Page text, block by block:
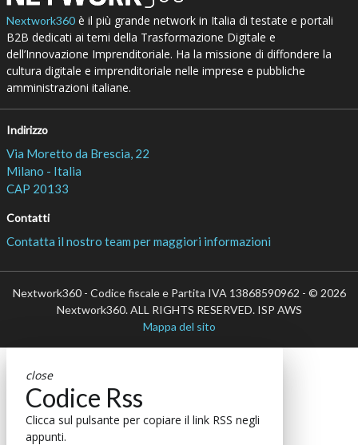
Nextwork360è il più grande network in Italia di testate e portali
B2B dedicati ai temi della Trasformazione Digitale e
dell’Innovazione Imprenditoriale. Ha la missione di diffondere la
cultura digitale e imprenditoriale nelle imprese e pubbliche
amministrazioni italiane.
Indirizzo
Via Moretto da Brescia, 22
Milano - Italia
CAP 20133
Contatti
Contatta il nostro team per maggiori informazioni
Nextwork360 - Codice fiscale e Partita IVA 13868590962 - © 2026
Nextwork360. ALL RIGHTS RESERVED. ISP AWS
Mappa del sito
close
Codice Rss
Clicca sul pulsante per copiare il link RSS negli
appunti.